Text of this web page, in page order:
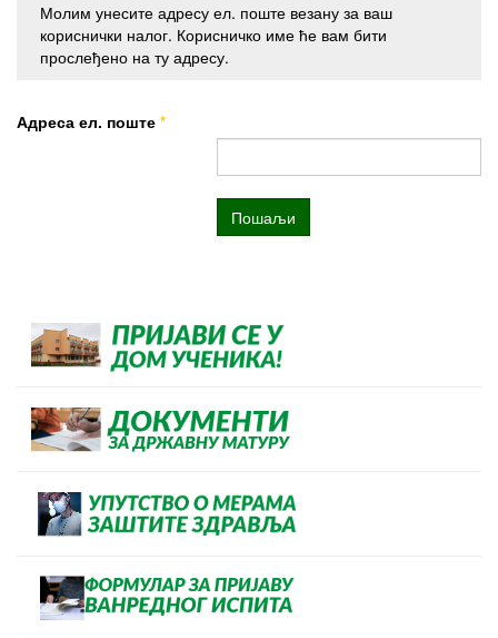
Молим унесите адресу ел. поште везану за ваш
кориснички налог. Корисничко име ће вам бити
прослеђено на ту адресу.
Адреса ел. поште *
Пошаљи